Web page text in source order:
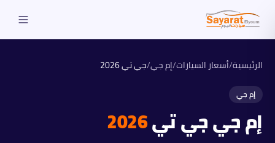
الرئيسية/أسعار السيارات/إم جي/جي تي2026
إم جي
إم جيجي تي2026